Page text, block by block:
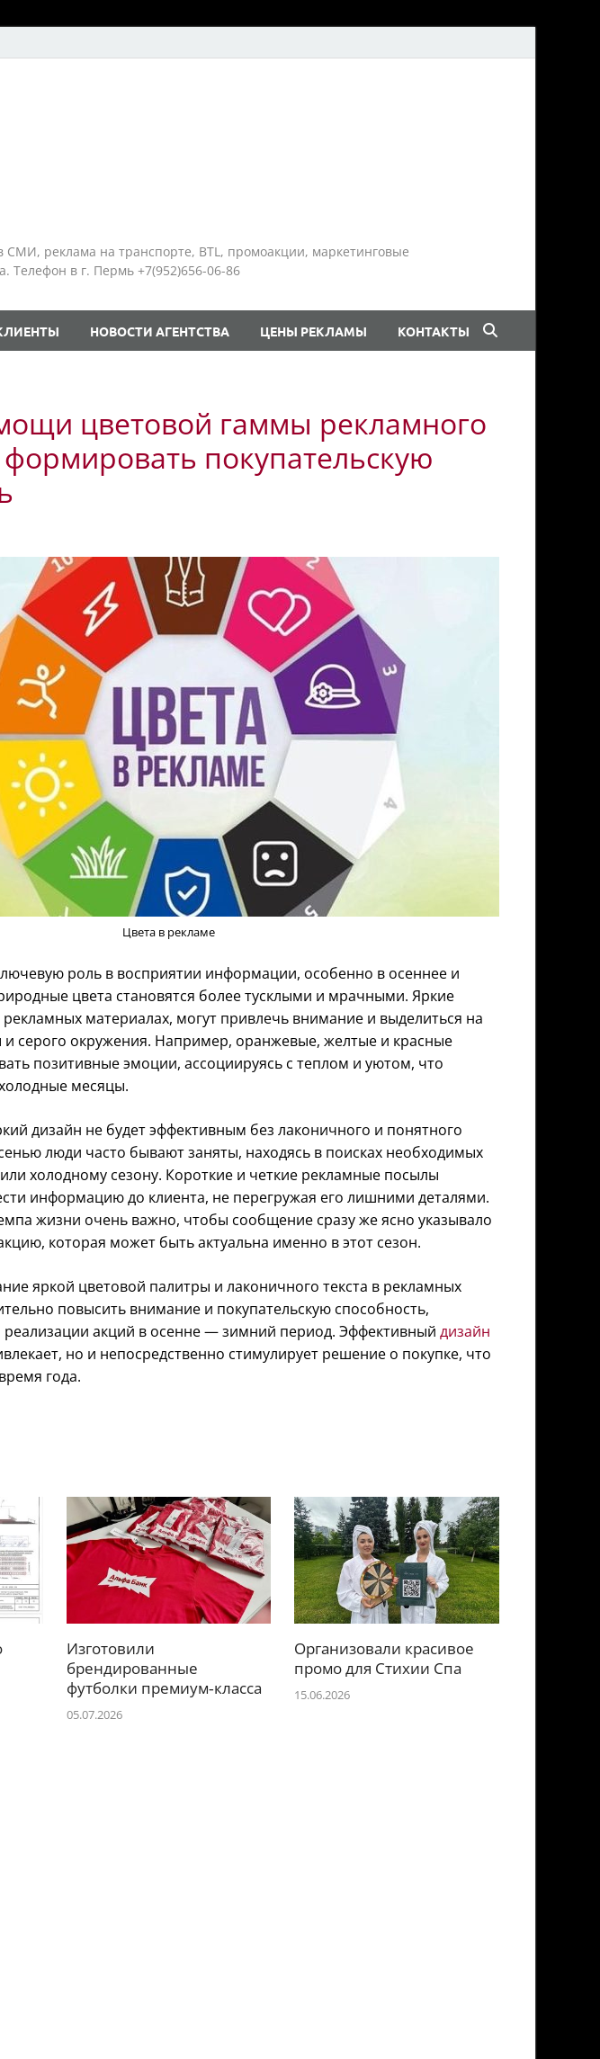
реклама на транспорте, BTL, промоакции, маркетинговые
Телефон в г. Пермь +7(952)656-06-86
НОВОСТИ АГЕНТСТВА ЦЕНЫ РЕКЛАМЫ КОНТАКТЫ
цветовой гаммы рекламного
покупательскую
Цвета в рекламе
роль в восприятии информации, особенно в осеннее и
цвета становятся более тусклыми и мрачными. Яркие
материалах, могут привлечь внимание и выделиться на
серого окружения. Например, оранжевые, желтые и красные
позитивные эмоции, ассоциируясь с теплом и уютом, что
месяцы.
дизайн не будет эффективным без лаконичного и понятного
люди часто бывают заняты, находясь в поисках необходимых
холодному сезону. Короткие и четкие рекламные посылы
информацию до клиента, не перегружая его лишними деталями.
жизни очень важно, чтобы сообщение сразу же ясно указывало
которая может быть актуальна именно в этот сезон.
яркой цветовой палитры и лаконичного текста в рекламных
повысить внимание и покупательскую способность,
реализации акций в осенне — зимний период. Эффективный дизайн
но и непосредственно стимулирует решение о покупке, что
года.
Изготовили
брендированные
футболки премиум‑класса
05.07.2026
Организовали красивое
промо для Стихии Спа
15.06.2026